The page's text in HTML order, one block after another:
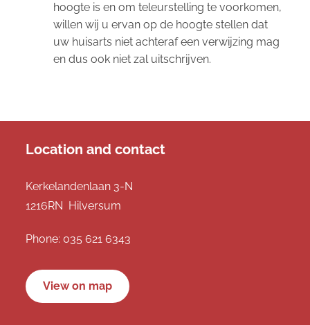
hoogte is en om teleurstelling te voorkomen,
willen wij u ervan op de hoogte stellen dat
uw huisarts niet achteraf een verwijzing mag
en dus ook niet zal uitschrijven.
Location and contact
Kerkelandenlaan 3-N
1216RN Hilversum
Phone: 035 621 6343
View on map